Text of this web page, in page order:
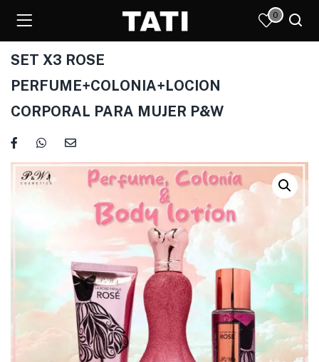
0
SET X3 ROSE
PERFUME+COLONIA+LOCION
CORPORAL PARA MUJER P&W